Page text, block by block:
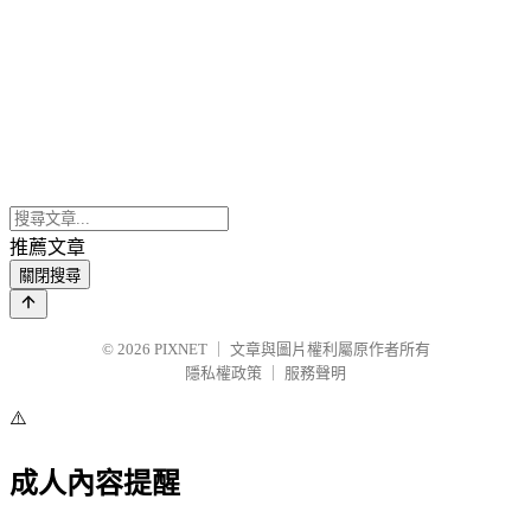
推薦文章
關閉搜尋
© 2026 PIXNET
文章與圖片權利屬原作者所有
隱私權政策
服務聲明
⚠️
成人內容提醒